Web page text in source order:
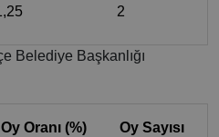
2
Belediye Başkanlığı
Oy Oranı (%) Oy Sayısı